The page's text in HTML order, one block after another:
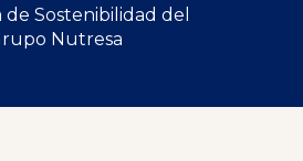
de Sostenibilidad del
Nutresa